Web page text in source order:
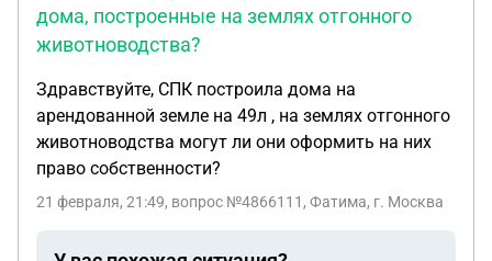
дома, построенные на землях отгонного
животноводства?
Здравствуйте, СПК построила дома на
арендованной земле на 49л , на землях отгонного
животноводства могут ли они оформить на них
право собственности?
21 февраля, 21:49, вопрос №4866111, Фатима, г. Москва